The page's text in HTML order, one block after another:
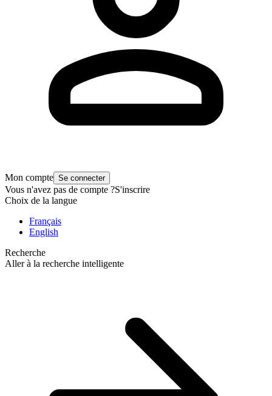
Mon compte Se connecter
Vous n'avez pas de compte ?S'inscrire
Choix de la langue
Français
English
Recherche
Aller à la recherche intelligente